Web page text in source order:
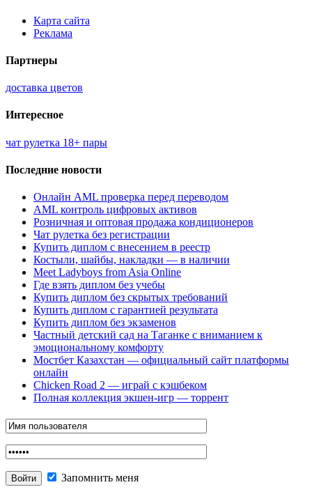
Карта сайта
Реклама
Партнеры
доставка цветов
Интересное
чат рулетка 18+ пары
Последние новости
Онлайн AML проверка перед переводом
AML контроль цифровых активов
Розничная и оптовая продажа кондиционеров
Чат рулетка без регистрации
Купить диплом с внесением в реестр
Костыли, шайбы, накладки — в наличии
Meet Ladyboys from Asia Online
Где взять диплом без учебы
Купить диплом без скрытых требований
Купить диплом с гарантией результата
Купить диплом без экзаменов
Частный детский сад на Таганке с вниманием к
эмоциональному комфорту
Мостбет Казахстан — официальный сайт платформы
онлайн
Chicken Road 2 — играй с кэшбеком
Полная коллекция экшен-игр — торрент
Запомнить меня